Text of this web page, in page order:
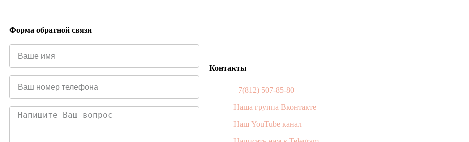
Форма обратной связи
Контакты
+7(812) 507-85-80
Наша группа Вконтакте
Наш YouTube канал